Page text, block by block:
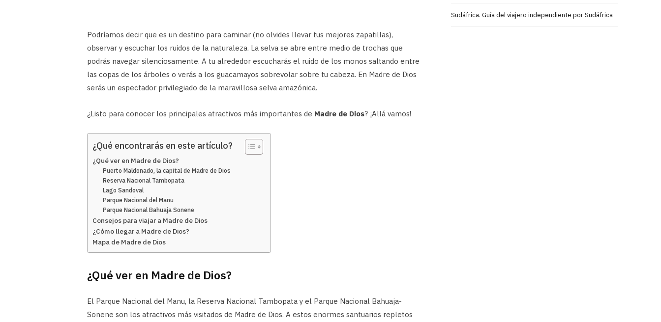
Podríamos decir que es un destino para caminar (no olvides llevar tus mejores zapatillas),
observar y escuchar los ruidos de la naturaleza. La selva se abre entre medio de trochas que
podrás navegar silenciosamente. A tu alrededor escucharás el ruido de los monos saltando entre
las copas de los árboles o verás a los guacamayos sobrevolar sobre tu cabeza. En Madre de Dios
serás un espectador privilegiado de la maravillosa selva amazónica.
¿Listo para conocer los principales atractivos más importantes de Madre de Dios? ¡Allá vamos!
¿Qué encontrarás en este artículo?
¿Qué ver en Madre de Dios?
Puerto Maldonado, la capital de Madre de Dios
Reserva Nacional Tambopata
Lago Sandoval
Parque Nacional del Manu
Parque Nacional Bahuaja Sonene
Consejos para viajar a Madre de Dios
¿Cómo llegar a Madre de Dios?
Mapa de Madre de Dios
¿Qué ver en Madre de Dios?
El Parque Nacional del Manu, la Reserva Nacional Tambopata y el Parque Nacional Bahuaja-
Sonene son los atractivos más visitados de Madre de Dios. A estos enormes santuarios repletos
Sudáfrica. Guía del viajero independiente por Sudáfrica